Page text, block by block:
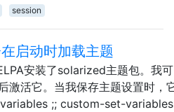
session
启动时加载主题
安装了solarized主题包。我
激活它。当我保存主题设置时
;; custom-set-